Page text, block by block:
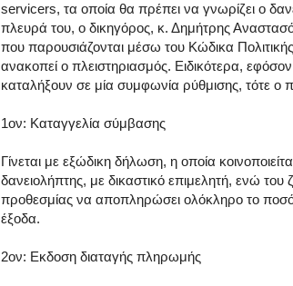
servicers, τα οποία θα πρέπει να γνωρίζει ο
πλευρά του, ο δικηγόρος, κ. Δημήτρης
που παρουσιάζονται μέσω του Κώδικα
ανακοπεί ο πλειστηριασμός. Ειδικότερα,
καταλήξουν σε μία συμφωνία ρύθμισης, τότε ο
1ον: Καταγγελία σύμβασης
Γίνεται με εξώδικη δήλωση, η οποία
δανειολήπτης, με δικαστικό επιμελητή, ενώ του
προθεσμίας να αποπληρώσει ολόκληρο το ποσό
έξοδα.
2ον: Εκδοση διαταγής πληρωμής